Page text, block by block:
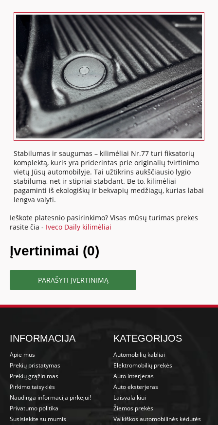
Stabilumas ir saugumas – kilimėliai Nr.77 turi fiksatorių
komplektą, kuris yra priderintas prie originalių tvirtinimo
vietų Jūsų automobilyje. Tai užtikrins aukščiausio lygio
stabilumą, net ir stipriai stabdant. Be to, kilimėliai
pagaminti iš ekologiškų ir bekvapių medžiagų, kurias labai
lengva valyti.
Ieškote platesnio pasirinkimo? Visas mūsų turimas prekes
rasite čia - Iveco Daily kilimėliai
Įvertinimai (0)
PARAŠYTI ĮVERTINIMĄ
INFORMACIJA
Apie mus
Prekių pristatymas
Prekių grąžinimas
Pirkimo taisyklės
Naudinga informacija pirkėjui!
Privatumo politika
Susisiekite su mumis
KATEGORIJOS
Automobilių kabliai
Elektromobilių prekės
Auto interjeras
Auto eksterjeras
Laisvalaikiui
Žiemos prekės
Vaikiškos automobilinės kėdutės